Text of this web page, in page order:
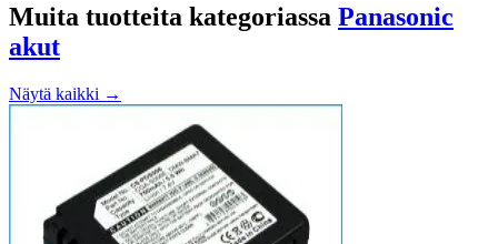
Muita tuotteita kategoriassa Panasonic
akut
Näytä kaikki →